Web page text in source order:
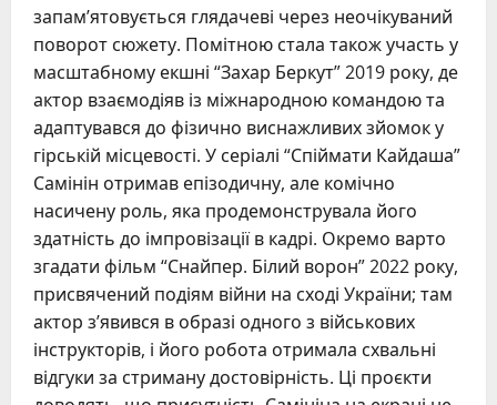
запам’ятовується глядачеві через неочікуваний
поворот сюжету. Помітною стала також участь у
масштабному екшні “Захар Беркут” 2019 року, де
актор взаємодіяв із міжнародною командою та
адаптувався до фізично виснажливих зйомок у
гірській місцевості. У серіалі “Спіймати Кайдаша”
Самінін отримав епізодичну, але комічно
насичену роль, яка продемонструвала його
здатність до імпровізації в кадрі. Окремо варто
згадати фільм “Снайпер. Білий ворон” 2022 року,
присвячений подіям війни на сході України; там
актор з’явився в образі одного з військових
інструкторів, і його робота отримала схвальні
відгуки за стриману достовірність. Ці проєкти